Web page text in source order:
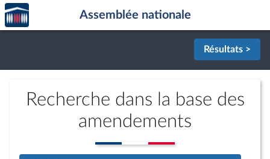
Aller au contenu
Aller en bas de la page
Accèder
à la
page
Assemblée nationale
Résultats >
Recherche dans la base des
amendements